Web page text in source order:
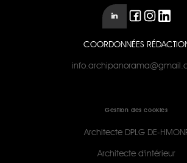
COORDONNÉES
Gestion des cookies
Architecte DPLG DE-
Architecte d'intérieur